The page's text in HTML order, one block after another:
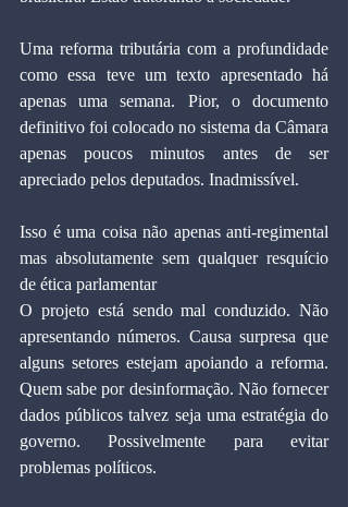
Uma reforma tributária com a profundidade
como essa teve um texto apresentado há
apenas uma semana. Pior, o documento
definitivo foi colocado no sistema da Câmara
apenas poucos minutos antes de ser
apreciado pelos deputados. Inadmissível.
Isso é uma coisa não apenas anti-regimental
mas absolutamente sem qualquer resquício
de ética parlamentar
O projeto está sendo mal conduzido. Não
apresentando números. Causa surpresa que
alguns setores estejam apoiando a reforma.
Quem sabe por desinformação. Não fornecer
dados públicos talvez seja uma estratégia do
governo. Possivelmente para evitar
problemas políticos.